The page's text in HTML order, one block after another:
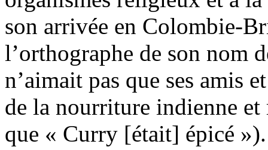
son arrivée en Colombie-
l’orthographe de son nom
n’aimait pas que ses amis
de la nourriture indienne et
que « Curry [était] épicé »).